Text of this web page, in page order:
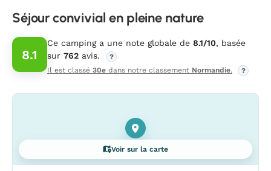
Séjour convivial en pleine nature
8.1
Ce camping a une note globale de 8.1/10, basée
sur 762 avis.
?
Il est classé 30e dans notre classement Normandie. ?
Voir sur la carte